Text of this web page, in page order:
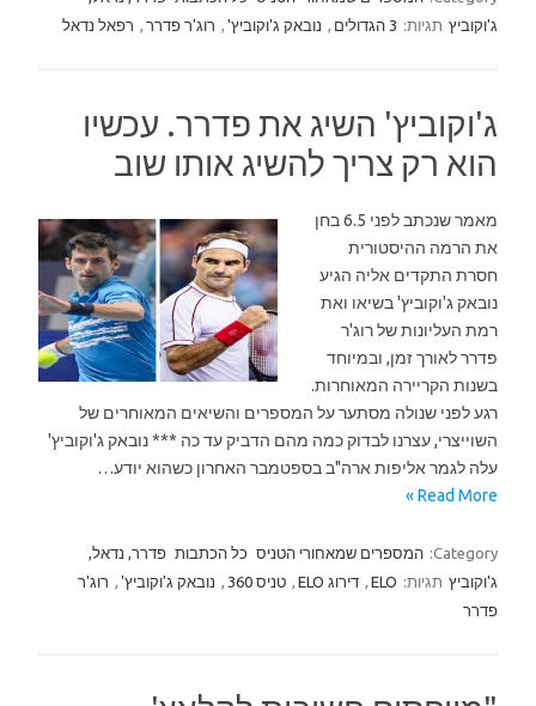
ג'וקוביץ תגיות: 3 הגדולים נובאק ג'וקוביץ' רוג'ר פדרר רפאל נדאל
ג'וקוביץ' השיג את פדרר. עכשיו
הוא רק צריך להשיג אותו שוב
מאמר שנכתב לפני 6.5 בחן
את הרמה ההיסטורית
חסרת התקדים אליה הגיע
נובאק ג'וקוביץ' בשיאו ואת
רמת העליונות של רוג'ר
פדרר לאורך זמן, ובמיוחד
בשנות הקריירה המאוחרות.
רגע לפני שנולה מסתער על המספרים והשיאים המאוחרים של
השוייצרי, עצרנו לבדוק כמה מהם הדביק עד כה *** נובאק ג'וקוביץ'
עלה לגמר אליפות ארה"ב בספטמבר האחרון כשהוא יודע…
Read More »
Category: המספרים שמאחורי הטניס כל הכתבות פדרר, נדאל,
ג'וקוביץ תגיות: ELO דירוג ELO טניס 360 נובאק ג'וקוביץ'
רוג'ר
פדרר